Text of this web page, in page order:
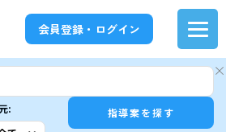
会員登録・ログイン
: 指導案を探す